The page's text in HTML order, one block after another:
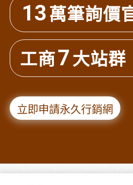
13 萬筆詢價
工商7大站群
立即申請永久行銷網